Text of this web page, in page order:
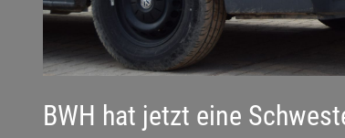
BWH hat jetzt eine